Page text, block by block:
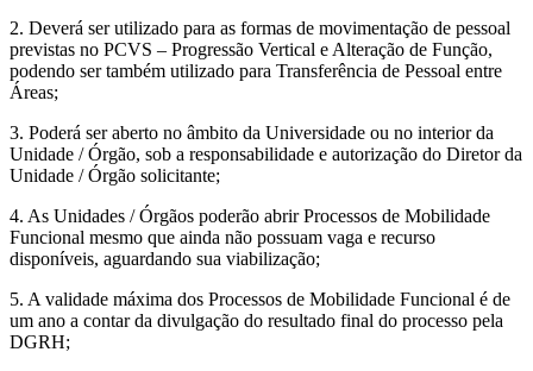
2. Deverá ser utilizado para as formas de movimentação de pessoal
previstas no PCVS – Progressão Vertical e Alteração de Função,
podendo ser também utilizado para Transferência de Pessoal entre
Áreas;
3. Poderá ser aberto no âmbito da Universidade ou no interior da
Unidade / Órgão, sob a responsabilidade e autorização do Diretor da
Unidade / Órgão solicitante;
4. As Unidades / Órgãos poderão abrir Processos de Mobilidade
Funcional mesmo que ainda não possuam vaga e recurso
disponíveis, aguardando sua viabilização;
5. A validade máxima dos Processos de Mobilidade Funcional é de
um ano a contar da divulgação do resultado final do processo pela
DGRH;